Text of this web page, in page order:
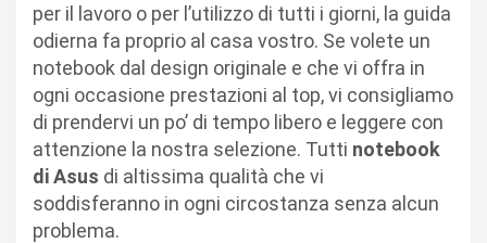
per il lavoro o per l’utilizzo di tutti i giorni, la guida
odierna fa proprio al casa vostro. Se volete un
notebook dal design originale e che vi offra in
ogni occasione prestazioni al top, vi consigliamo
di prendervi un po’ di tempo libero e leggere con
attenzione la nostra selezione. Tutti notebook
di Asus di altissima qualità che vi
soddisferanno in ogni circostanza senza alcun
problema.